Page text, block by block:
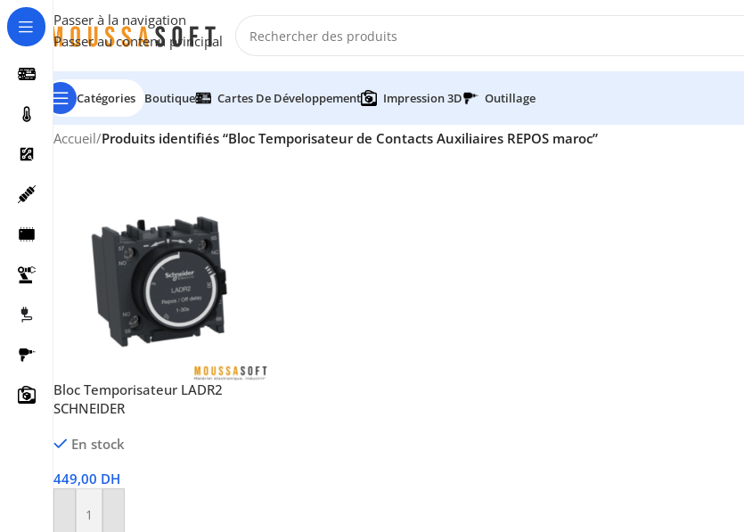
Passer à la navigation
Passer au contenu principal
05 25 62 62 25
06 14 20 87 86
Catégories Boutique Cartes De Développement Impression 3D Outillage
Accueil/Produits identifiés “Bloc Temporisateur de Contacts Auxiliaires REPOS maroc”
Bloc Temporisateur LADR2
SCHNEIDER
En stock
449,00 DH
Ajouter Au Panier